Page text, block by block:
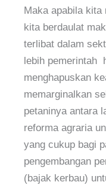
Maka apabila kita
kita berdaulat
terlibat dalam
lebih pemerintah
menghapuskan
memarginalkan
petaninya antara
reforma agraria
yang cukup bagi
pengembangan
(bajak kerbau)